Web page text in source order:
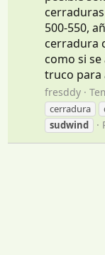
500-550,
cerradura
como si se
truco para
fresddy
cerradura
sudwind